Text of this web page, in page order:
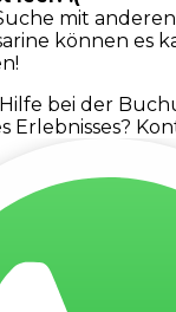
mit
können es
bei der
Erlebnisses?